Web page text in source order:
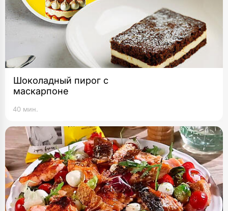
Шоколадный пирог с
маскарпоне
40 мин.